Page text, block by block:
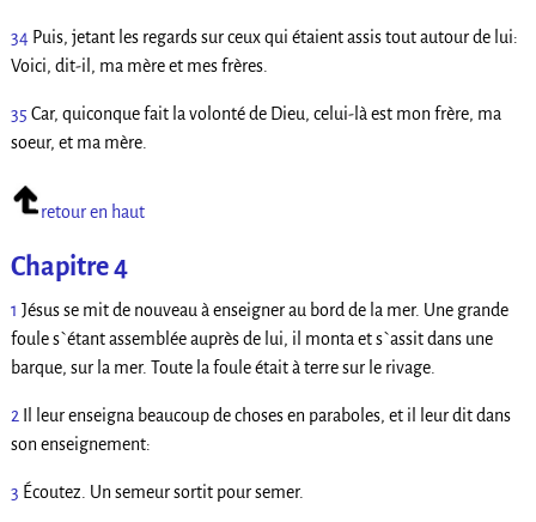
34 Puis, jetant les regards sur ceux qui étaient assis tout autour de lui:
Voici, dit-il, ma mère et mes frères.
35 Car, quiconque fait la volonté de Dieu, celui-là est mon frère, ma
soeur, et ma mère.
retour en haut
Chapitre 4
1 Jésus se mit de nouveau à enseigner au bord de la mer. Une grande
foule s`étant assemblée auprès de lui, il monta et s`assit dans une
barque, sur la mer. Toute la foule était à terre sur le rivage.
2
Il leur enseigna beaucoup de choses en paraboles, et il leur dit dans
son enseignement:
3 Écoutez. Un semeur sortit pour semer.